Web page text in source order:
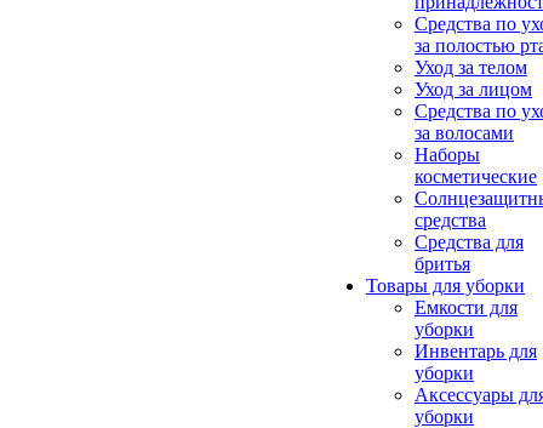
Средства по
за полостью
Уход за телом
Уход за лицом
Средства по
за волосами
Наборы
косметические
средства
Средства для
бритья
Товары для уборки
Емкости для
уборки
Инвентарь для
уборки
Аксессуары
уборки